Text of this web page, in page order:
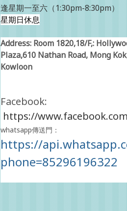
逢星期一至六（1:30pm-8:30pm）
星期日休息
Address: Room 1820,18/F,:
Plaza,610 Nathan Road, Mong
Kowloon
Facebook:
https://
whatsapp傳送門：
https://
phone=85296196322